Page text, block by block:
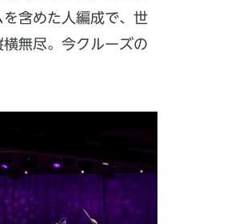
含めた人編成で、世
無尽。今クルーズの